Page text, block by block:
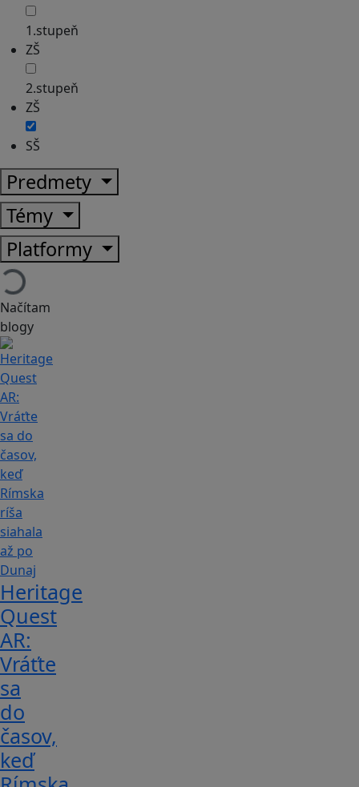
1.stupeň
ZŠ
2.stupeň
ZŠ
SŠ
Predmety
Témy
Platformy
Načítam
blogy
Heritage
Quest
AR:
Vráťte
sa
do
časov,
keď